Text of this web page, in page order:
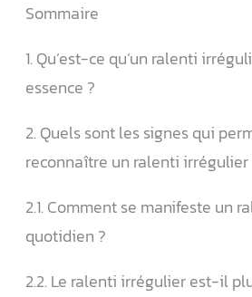
Sommaire
1. Qu’est-ce qu’un ralenti
essence ?
2. Quels sont les signes qui
reconnaître un ralenti irrégulier
2.1.️‍️ Comment se manifeste un
quotidien ?
2.2.️ Le ralenti irrégulier est-il